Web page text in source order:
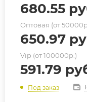
680.55
Оптовая (от
650.97
Vip (от 100000р.)
591.79
Под заказ